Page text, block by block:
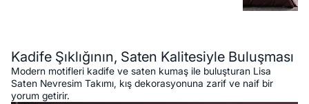
Kadife Şıklığının, Saten Kalitesiyle Buluşması
Modern motifleri kadife ve saten kumaş ile buluşturan Lisa
Saten Nevresim Takımı, kış dekorasyonuna zarif ve naif bir
yorum getirir.